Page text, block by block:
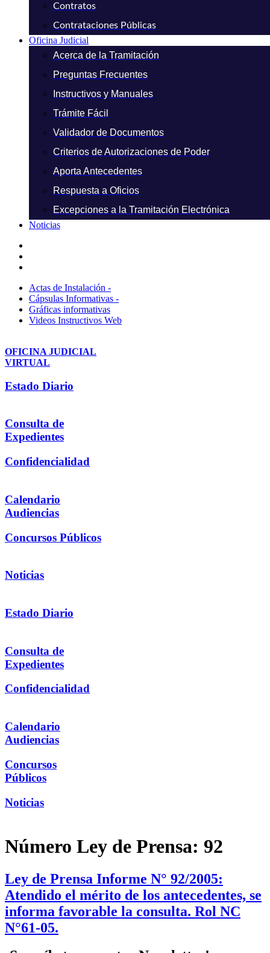
Contratos
Contrataciones Públicas
Oficina Judicial
Acerca de la Tramitación
Preguntas Frecuentes
Instructivos y Manuales
Trámite Fácil
Validador de Documentos
Criterios de Autorizaciones de Poder
Aporta Antecedentes
Respuesta a Oficios
Excepciones a la Tramitación Electrónica
Noticias
Actas de Instalación -
Cápsulas Informativas -
Gráficas informativas
Videos Instructivos Web
OFICINA JUDICIAL
VIRTUAL
Estado Diario
Consulta de
Expedientes
Confidencialidad
Calendario
Audiencias
Concursos Públicos
Noticias
Estado Diario
Consulta de
Expedientes
Confidencialidad
Calendario
Audiencias
Concursos
Públicos
Noticias
Número Ley de Prensa: 92
Ley de Prensa Informe N° 92/2005:
Atendido el mérito de los antecedentes, se
informa favorable la consulta. Rol NC
N°61-05.